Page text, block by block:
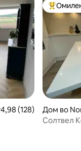
гостите“
оцена: 4,98
4,98 (128)
Меѓу
Дом во
Солтвел